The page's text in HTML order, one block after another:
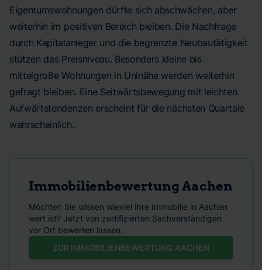
Eigentumswohnungen dürfte sich abschwächen, aber
weiterhin im positiven Bereich bleiben. Die Nachfrage
durch Kapitalanleger und die begrenzte Neubautätigkeit
stützen das Preisniveau. Besonders kleine bis
mittelgroße Wohnungen in Uninähe werden weiterhin
gefragt bleiben. Eine Seitwärtsbewegung mit leichten
Aufwärtstendenzen erscheint für die nächsten Quartale
wahrscheinlich.
Immobilienbewertung Aachen
Möchten Sie wissen wieviel Ihre Immobilie in Aachen
wert ist? Jetzt von zertifizierten Sachverständigen
vor Ort bewerten lassen.
ZUR IMMOBILIENBEWERTUNG AACHEN